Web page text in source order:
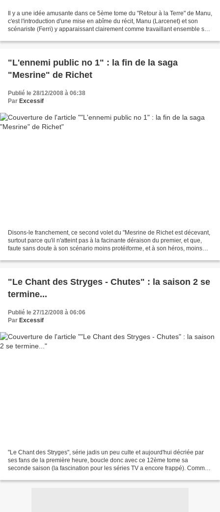
Il y a une idée amusante dans ce 5ème tome du "Retour à la Terre" de Manu,
c'est l'introduction d'une mise en abîme du récit, Manu (Larcenet) et son
scénariste (Ferri) y apparaissant clairement comme travaillant ensemble sur
"L'ennemi public no 1" : la fin de la saga
"Mesrine" de Richet
Publié le 28/12/2008 à 06:38
Par Excessif
Disons-le franchement, ce second volet du "Mesrine de Richet est décevant,
surtout parce qu'il n'atteint pas à la facinante déraison du premier, et que,
faute sans doute à son scénario moins protéiforme, et à son héros, moins
"Le Chant des Stryges - Chutes" : la saison 2 se
termine...
Publié le 27/12/2008 à 06:06
Par Excessif
"Le Chant des Stryges", série jadis un peu culte et aujourd'hui décriée par
ses fans de la première heure, boucle donc avec ce 12ème tome sa
seconde saison (la fascination pour les séries TV a encore frappé). Comme